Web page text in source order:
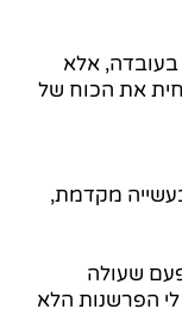
בעובדה, אלא
את הכוח של
מקדמת,
שעולה
הפרשנות הלא